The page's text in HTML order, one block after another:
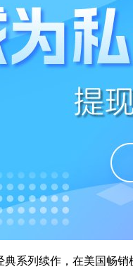
系列续作，在美国畅销